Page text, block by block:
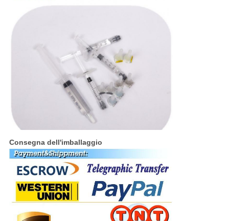
Consegna dell'imballaggio